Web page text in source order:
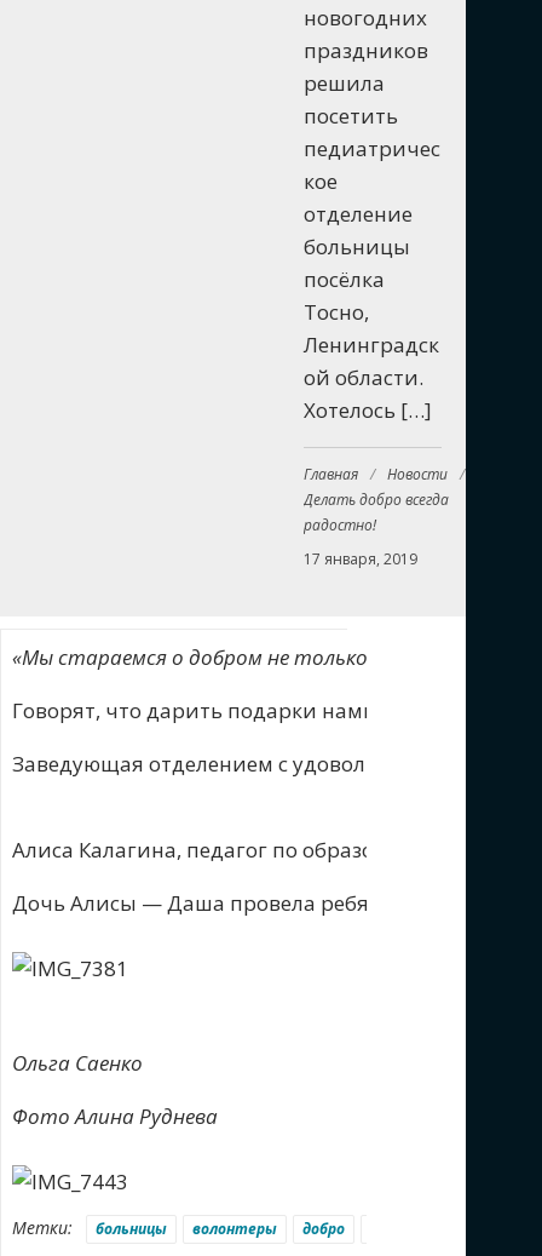
новогодних
праздников
решила
посетить
педиатричес
кое
отделение
больницы
посёлка
Тосно,
Ленинградск
ой области.
Хотелось […]
Главная / Новости /
Делать добро всегда
радостно!
17 января, 2019
«Мы стараемся о добром не только пред Господом,
Говорят, что дарить подарки намного приятнее,
Заведующая отделением с удовольствием
Алиса Калагина, педагог по образованию и
Дочь Алисы — Даша провела ребятам мастер-
Ольга Саенко
Фото Алина Руднева
Метки: больницы волонтеры добро